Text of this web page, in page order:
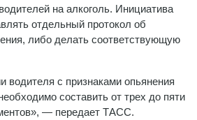
на алкоголь. Инициатива
отдельный протокол об
либо делать соответствующую
водителя с признаками опьянения
составить от трех до пяти
— передает ТАСС.